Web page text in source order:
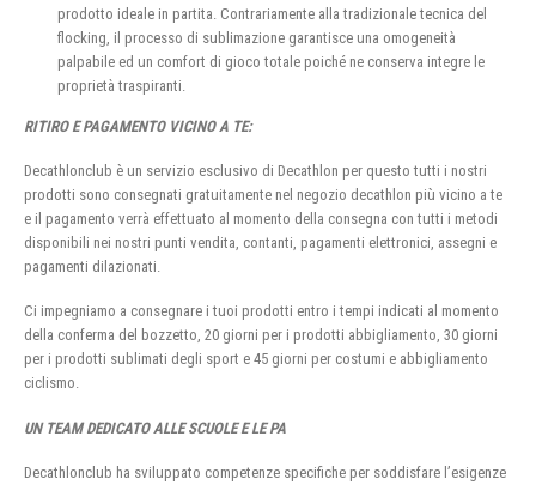
prodotto ideale in partita. Contrariamente alla tradizionale tecnica del
flocking, il processo di sublimazione garantisce una omogeneità
palpabile ed un comfort di gioco totale poiché ne conserva integre le
proprietà traspiranti.
RITIRO E PAGAMENTO VICINO A TE:
Decathlonclub è un servizio esclusivo di Decathlon per questo tutti i nostri
prodotti sono consegnati gratuitamente nel negozio decathlon più vicino a te
e il pagamento verrà effettuato al momento della consegna con tutti i metodi
disponibili nei nostri punti vendita, contanti, pagamenti elettronici, assegni e
pagamenti dilazionati.
Ci impegniamo a consegnare i tuoi prodotti entro i tempi indicati al momento
della conferma del bozzetto, 20 giorni per i prodotti abbigliamento, 30 giorni
per i prodotti sublimati degli sport e 45 giorni per costumi e abbigliamento
ciclismo.
UN TEAM DEDICATO ALLE SCUOLE E LE PA
Decathlonclub ha sviluppato competenze specifiche per soddisfare l’esigenze